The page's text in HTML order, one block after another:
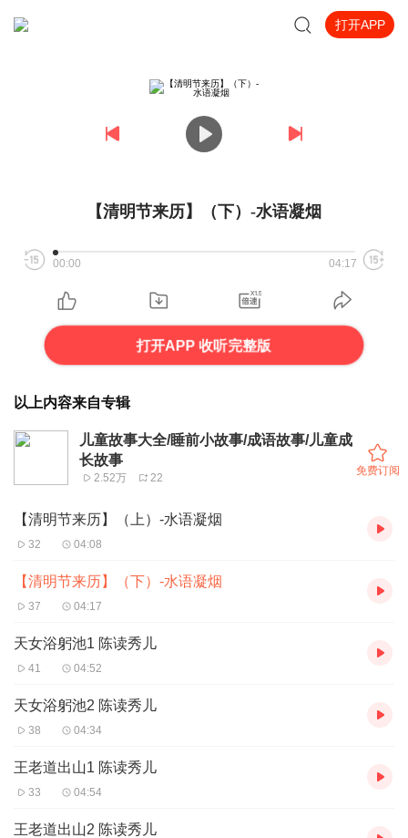
打开APP
【清明节来历】（下）-水语凝烟
00:00 04:17
打开APP 收听完整版
以上内容来自专辑
儿童故事大全/睡前小故事/成语故事/儿童成
长故事
2.52万 22
免费订阅
【清明节来历】（上）-水语凝烟
32 04:08
【清明节来历】（下）-水语凝烟
37 04:17
天女浴躬池1 陈读秀儿
41 04:52
天女浴躬池2 陈读秀儿
38 04:34
王老道出山1 陈读秀儿
33 04:54
王老道出山2 陈读秀儿